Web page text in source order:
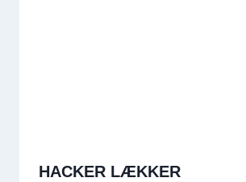
HACKER LÆKKER